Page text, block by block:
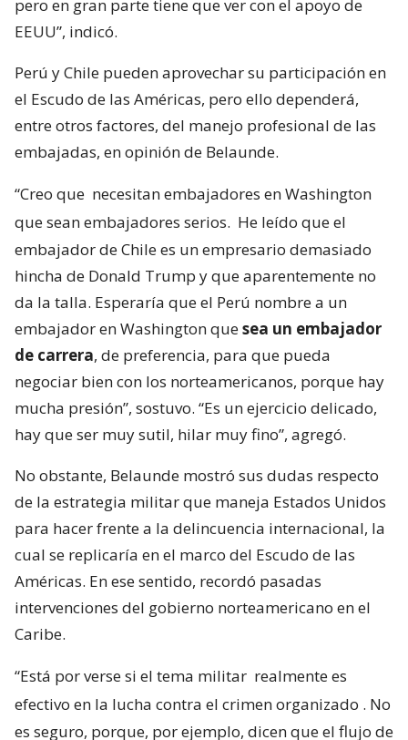
pero en gran parte tiene que ver con el apoyo de
EEUU”, indicó.
Perú y Chile pueden aprovechar su participación en
el Escudo de las Américas, pero ello dependerá,
entre otros factores, del manejo profesional de las
embajadas, en opinión de Belaunde.
“Creo que necesitan embajadores en Washington
que sean embajadores serios. He leído que el
embajador de Chile es un empresario demasiado
hincha de Donald Trump y que aparentemente no
da la talla. Esperaría que el Perú nombre a un
embajador en Washington quesea un embajador
de carrera, de preferencia, para que pueda
negociar bien con los norteamericanos, porque hay
mucha presión”, sostuvo. “Es un ejercicio delicado,
hay que ser muy sutil, hilar muy fino”, agregó.
No obstante, Belaunde mostró sus dudas respecto
de la estrategia militar que maneja Estados Unidos
para hacer frente a la delincuencia internacional, la
cual se replicaría en el marco del Escudo de las
Américas. En ese sentido, recordó pasadas
intervenciones del gobierno norteamericano en el
Caribe.
“Está por verse si el tema militar realmente es
efectivo en la lucha contra el crimen organizado . No
es seguro, porque, por ejemplo, dicen que el flujo de